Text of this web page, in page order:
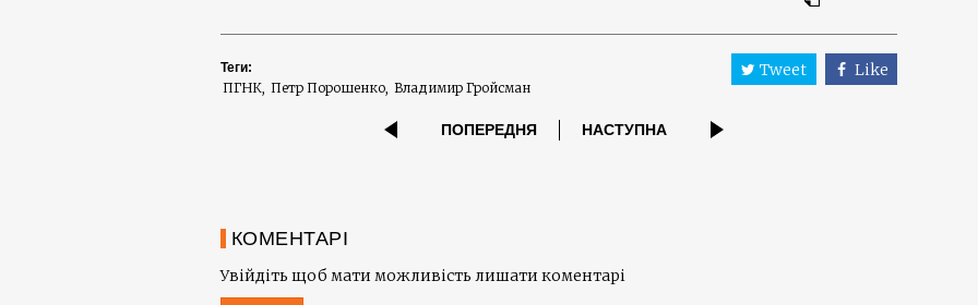
Теги:
ПГНК Петр Порошенко Владимир Гройсман
Tweet Like
ПОПЕРЕДНЯ НАСТУПНА
КОМЕНТАРІ
Увійдіть щоб мати можливість лишати коментарі